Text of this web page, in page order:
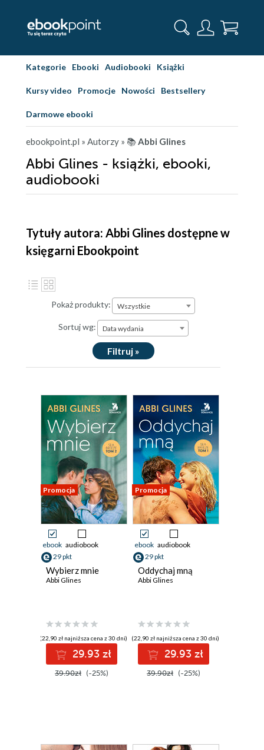
Kategorie Ebooki Audiobooki Książki
Kursy video Promocje Nowości Bestsellery
Darmowe ebooki
ebookpoint.pl » Autorzy » 📚Abbi Glines
Abbi Glines - książki, ebooki,
audiobooki
Tytuły autora: Abbi Glines dostępne w
księgarni Ebookpoint
Pokaż produkty: Wszystkie
Sortuj wg: Data wydania
Filtruj »
Promocja
ebook audiobook
29 pkt
Wybierz mnie
Abbi Glines
(22,90 zł najniższa cena z 30 dni)
29.93 zł
39.90zł (-25%)
Promocja
ebook audiobook
29 pkt
Oddychaj mną
Abbi Glines
(22,90 zł najniższa cena z 30 dni)
29.93 zł
39.90zł (-25%)